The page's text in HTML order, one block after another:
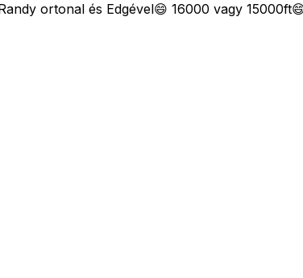
ortonal és Edgével😄 16000 vagy